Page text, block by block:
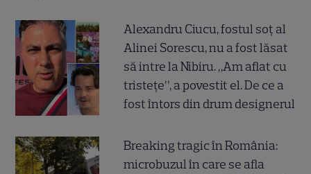
Alexandru Ciucu, fostul soț al
Alinei Sorescu, nu a fost lăsat
să intre la Nibiru. „Am aflat cu
tristețe”, a povestit el. De ce a
fost întors din drum designerul
Breaking tragic în România:
microbuzul în care se afla